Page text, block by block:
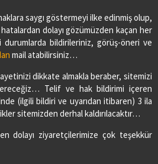
saygı göstermeyi ilke edinmiş olup,
dolayı gözümüzden kaçan her
bildirileriniz, görüş-öneri ve
mail atabilirsiniz…
dikkate almakla beraber, sitemizi
Telif ve hak bildirimi içeren
(ilgili bildiri ve uyarıdan itibaren) 3 ila
sitemizden derhal kaldırılacaktır…
dolayı ziyaretçilerimize çok teşekkür